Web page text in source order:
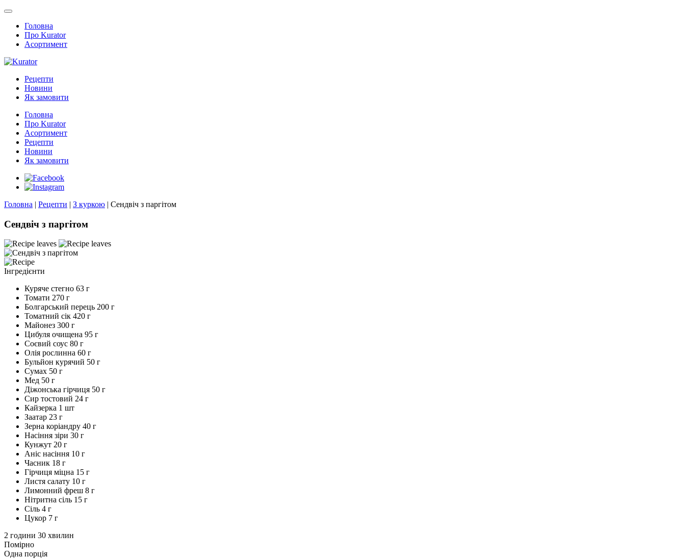
Головна
Про Kurator
Асортимент
Рецепти
Новини
Як замовити
Головна
Про Kurator
Асортимент
Рецепти
Новини
Як замовити
Головна | Рецепти | З куркою | Сендвіч з паргітом
Сендвіч з паргітом
Інгредієнти
Куряче стегно 63 г
Томати 270 г
Болгарський перець 200 г
Томатний сік 420 г
Майонез 300 г
Цибуля очищена 95 г
Соєвий соус 80 г
Олія рослинна 60 г
Бульйон курячий 50 г
Сумах 50 г
Мед 50 г
Діжонська гірчиця 50 г
Сир тостовий 24 г
Кайзерка 1 шт
Заатар 23 г
Зерна коріандру 40 г
Насіння зіри 30 г
Кунжут 20 г
Аніс насіння 10 г
Часник 18 г
Гірчиця міцна 15 г
Листя салату 10 г
Лимонний фреш 8 г
Нітритна сіль 15 г
Сіль 4 г
Цукор 7 г
2 години 30 хвилин
Помірно
Одна порція